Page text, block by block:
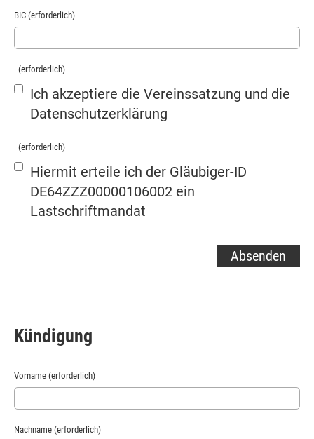
BIC (erforderlich)
(erforderlich)
Ich akzeptiere die Vereinssatzung und die
Datenschutzerklärung
(erforderlich)
Hiermit erteile ich der Gläubiger-ID
DE64ZZZ00000106002 ein
Lastschriftmandat
Kündigung
Vorname (erforderlich)
Nachname (erforderlich)